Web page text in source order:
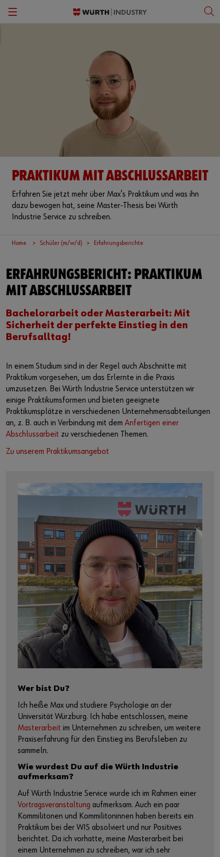
Bewerbungsverfahren
Highlights in der Ausbildung
Erfahrungsberichte
Azubi-Projektgruppen
Werkstudierendentätigkeit
Arbeiten bei Würth Industrie Service
Karriere und Entwicklung
Bad Mergentheim und Region
Mitarbeiterstimmen
Jobmessen und Events
Soziales Engagement
Nachhaltigkeit
PRAKTIKUM MIT ABSCHLUSSARBEIT
Erfahren Sie jetzt mehr über Max's Praktikum und was ihn
dazu bewogen hat, seine Master-Thesis bei Würth
Industrie Service zu schreiben.
Home Schüler (m/w/d) Erfahrungsberichte
ERFAHRUNGSBERICHT: PRAKTIKUM
MIT ABSCHLUSSARBEIT
Bachelorarbeit oder Masterarbeit: Mit
Sicherheit der perfekte Einstieg in den
Berufsalltag!
In einem Studium sind in der Regel auch Abschnitte mit
Praktikum vorgesehen, um das Erlernte in die Praxis
umzusetzen. Bei Würth Industrie Service unterstützen wir
einige Praktikumsformen und bieten geeignete
Praktikumsplätze in verschiedenen Unternehmensabteilungen
an, z. B. auch in Verbindung mit dem Anfertigen einer
Abschlussarbeit zu verschiedenen Themen.
Zu unserem Praktikumsangebot
Wer bist Du?
Ich heiße Max und studiere Psychologie an der
Universität Würzburg. Ich habe entschlossen, meine
Masterarbeit im Unternehmen zu schreiben, um weitere
Praxiserfahrung für den Einstieg ins Berufsleben zu
sammeln.
Wie wurdest Du auf die Würth Industrie
aufmerksam?
Auf Würth Industrie Service wurde ich im Rahmen einer
Vortragsveranstaltung aufmerksam. Auch ein paar
Kommilitonen und Kommilitoninnen haben bereits ein
Praktikum bei der WIS absolviert und nur Positives
berichtet. Da ich vorhatte, meine Masterarbeit bei
einem Unternehmen zu schreiben, war ich sehr